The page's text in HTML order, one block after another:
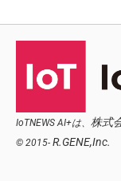
IoTNEWS AI+は、 株式
© 2015- R.GENE,Inc.